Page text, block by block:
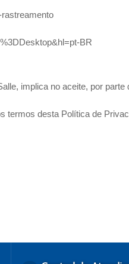
BR
implica no aceite, por
termos desta Política de